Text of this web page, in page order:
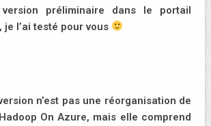
préliminaire dans le portail
je l’ai testé pour vous
n’est pas une réorganisation de
On Azure, mais elle comprend